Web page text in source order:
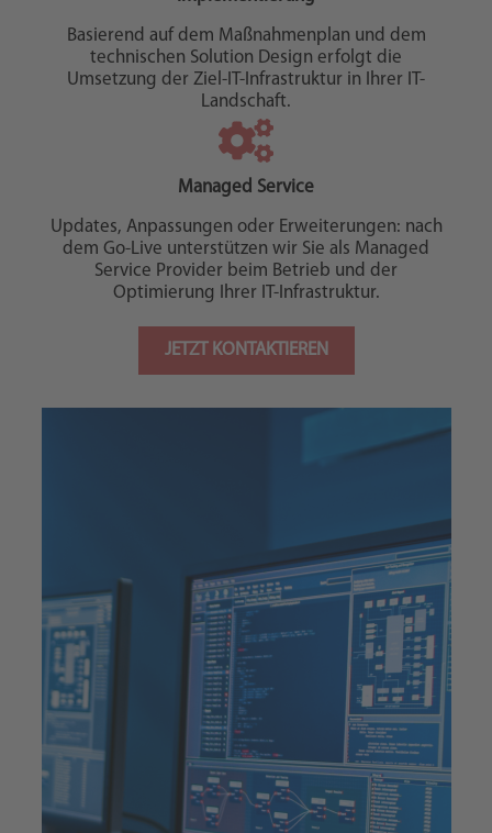
Basierend auf dem Maßnahmenplan und dem
technischen Solution Design erfolgt die
Umsetzung der Ziel-IT-Infrastruktur in Ihrer IT-
Landschaft.
Managed Service
Updates, Anpassungen oder Erweiterungen: nach
dem Go-Live unterstützen wir Sie als Managed
Service Provider beim Betrieb und der
Optimierung Ihrer IT-Infrastruktur.
JETZT KONTAKTIEREN